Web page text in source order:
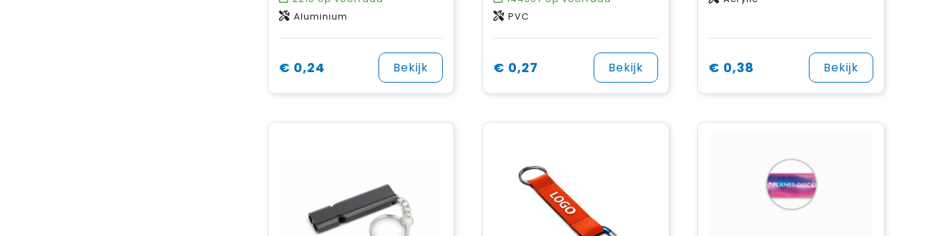
Aluminium
€ 0,24 Bekijk
PVC
€ 0,27 Bekijk € 0,38 Bekijk